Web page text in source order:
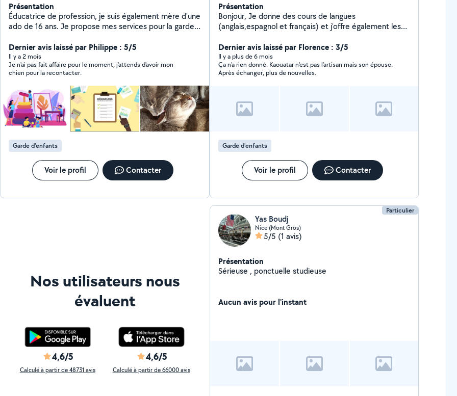
Présentation
Éducatrice de profession, je suis également mère d'une
ado de 16 ans. Je propose mes services pour la garde
également de m'occuper de vos animaux lors de vos
absences, visites et promenades.
Dernier avis laissé par Philippe : 5/5
Il y a 2 mois
Je n'ai pas fait affaire pour le moment, j'attends d'avoir mon
chien pour la recontacter.
Garde d'enfants
Voir le profil Contacter
Présentation
Bonjour, Je donne des cours de langues
(anglais,espagnol et français) et j'offre également les
mon temps libre. N'hésitez pas à me contacter en cas
de besoin, même urgents et de dernière minute :) !!!
Dernier avis laissé par Florence : 3/5
Il y a plus de 6 mois
Ça n'a rien donné. Kaouatar n'est pas l'artisan mais son épouse.
Après échanger, plus de nouvelles.
Garde d'enfants
Voir le profil Contacter
Nos utilisateurs nous
évaluent
4,6/5
Calculé à partir de 48731 avis
4,6/5
Calculé à partir de 66000 avis
Particulier
Yas Boudj
Nice (Mont Gros)
5/5 (1 avis)
Présentation
Sérieuse , ponctuelle studieuse
Aucun avis pour l'instant